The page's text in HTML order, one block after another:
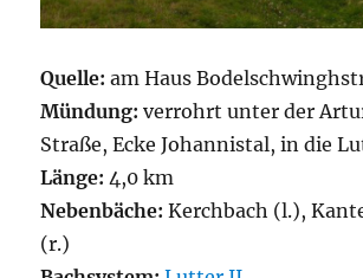
Quelle: am Haus
Mündung: verrohrt unter der
Straße, Ecke Johannistal, in die
Länge: 4,0 km
Nebenbäche: Kerchbach (l.),
(r.)